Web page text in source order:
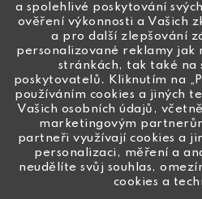
a spolehlivé poskytování
ověření výkonnosti a Vašich
a pro další zlepšování
personalizované reklamy jak
stránkách, tak také na
poskytovatelů. Kliknutím na
používáním cookies a jiných
Vašich osobních údajů,
marketingovým
partneři využívají cookies a
personalizaci, měření a
neudělíte svůj souhlas,
cookies a
info@ceske-
+420 774 444 191